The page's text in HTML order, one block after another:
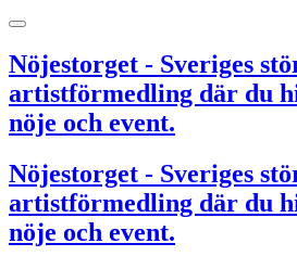
Nöjestorget - Sveriges
artistförmedling där du
nöje och event.
Nöjestorget - Sveriges
artistförmedling där du
nöje och event.